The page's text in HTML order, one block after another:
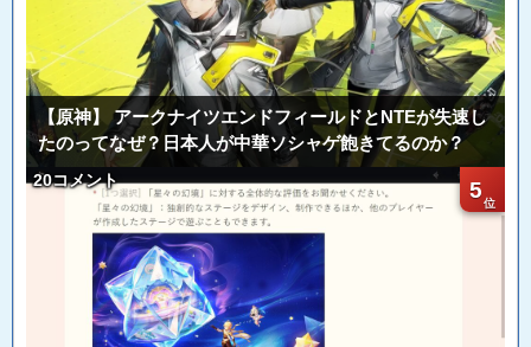
【原神】 アークナイツエンドフィールドとNTEが失速し
たのってなぜ？日本人が中華ソシャゲ飽きてるのか？
5
20コメント